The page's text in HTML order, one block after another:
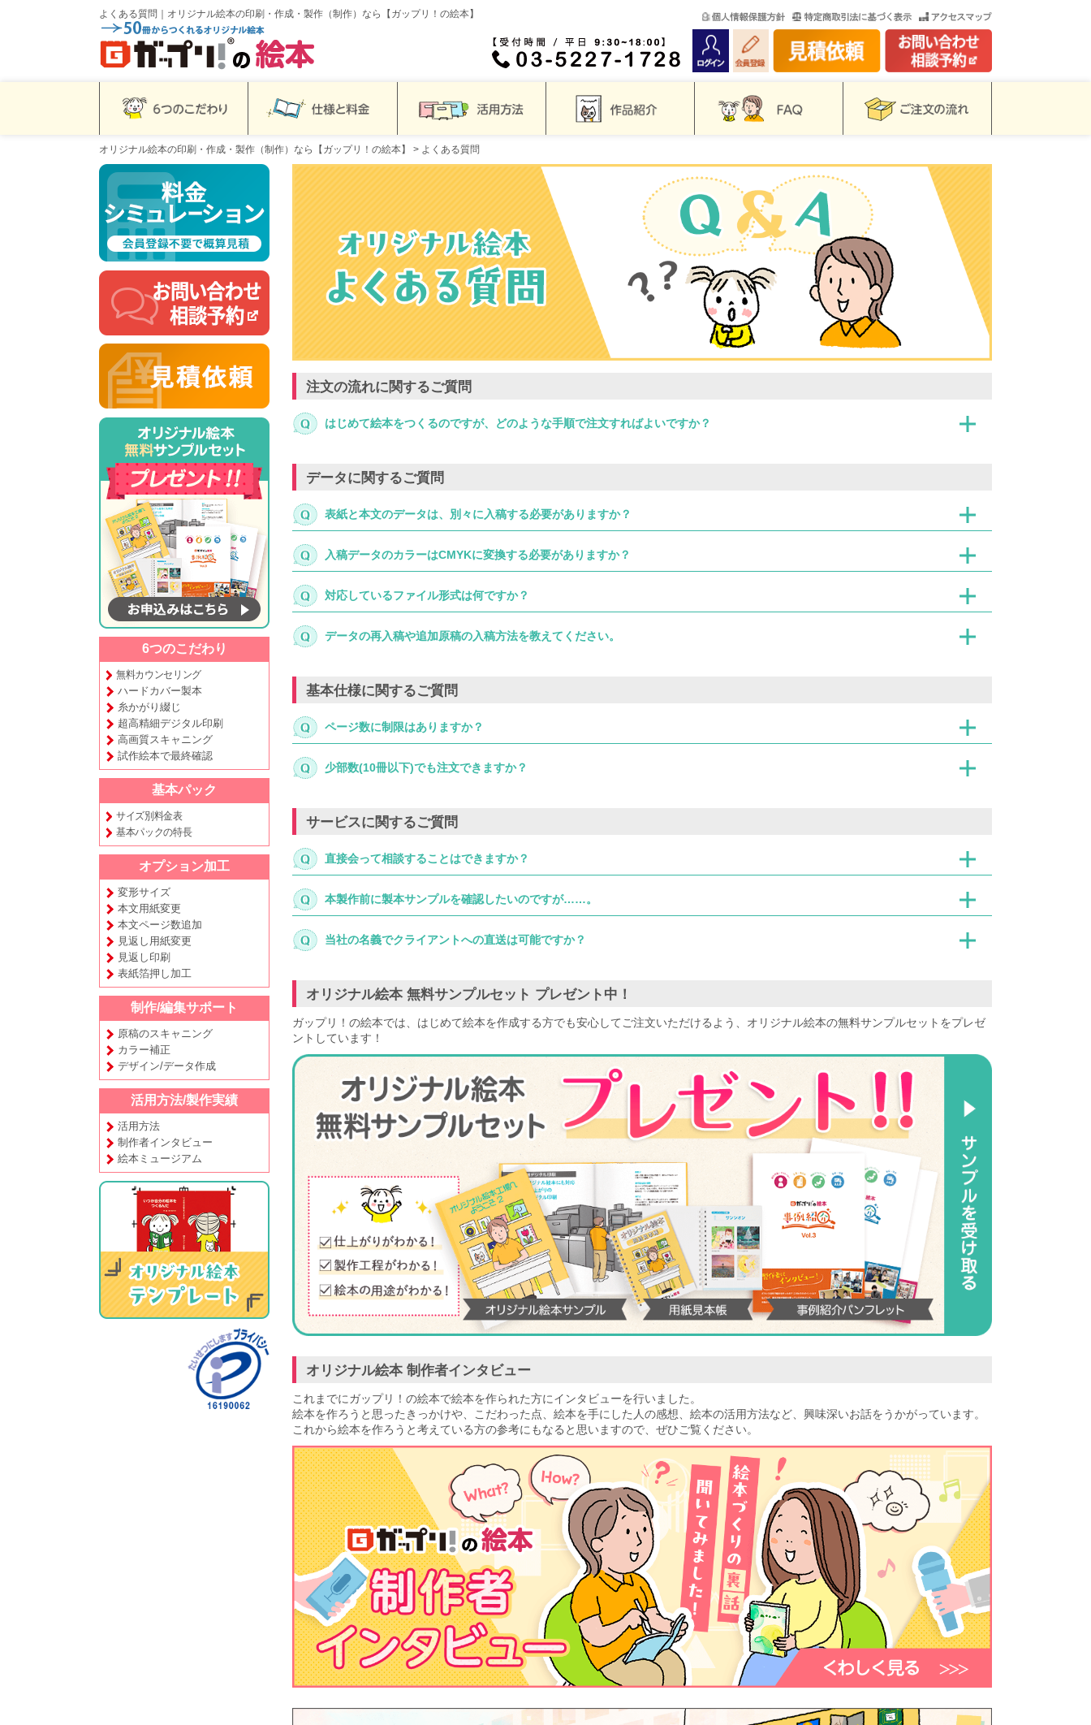
よくある質問｜オリジナル絵本の印刷・作成・製作（制作）なら【ガップリ！の絵本】
オリジナル絵本の印刷・作成・製作（制作）なら【ガップリ！の絵本】 > よくある質問
6つのこだわり
無料カウンセリング
ハードカバー製本
糸かがり綴じ
超高精細デジタル印刷
高画質スキャニング
試作絵本で最終確認
基本パック
サイズ別料金表
基本パックの特長
オプション加工
変形サイズ
本文用紙変更
本文ページ数追加
見返し用紙変更
見返し印刷
表紙箔押し加工
制作/編集サポート
原稿のスキャニング
カラー補正
デザイン/データ作成
活用方法/製作実績
活用方法
制作者インタビュー
絵本ミュージアム
注文の流れに関するご質問
はじめて絵本をつくるのですが、どのような手順で注文すればよいですか？
データに関するご質問
表紙と本文のデータは、別々に入稿する必要がありますか？
入稿データのカラーはCMYKに変換する必要がありますか？
対応しているファイル形式は何ですか？
データの再入稿や追加原稿の入稿方法を教えてください。
基本仕様に関するご質問
ページ数に制限はありますか？
少部数(10冊以下)でも注文できますか？
サービスに関するご質問
直接会って相談することはできますか？
本製作前に製本サンプルを確認したいのですが……。
当社の名義でクライアントへの直送は可能ですか？
オリジナル絵本 無料サンプルセット プレゼント中！
ガップリ！の絵本では、はじめて絵本を作成する方でも安心してご注文いただけるよう、オリジナル絵本の無料サンプルセットをプレゼ
ントしています！
オリジナル絵本 制作者インタビュー
これまでにガップリ！の絵本で絵本を作られた方にインタビューを行いました。
絵本を作ろうと思ったきっかけや、こだわった点、絵本を手にした人の感想、絵本の活用方法など、興味深いお話をうかがっています。
これから絵本を作ろうと考えている方の参考にもなると思いますので、ぜひご覧ください。